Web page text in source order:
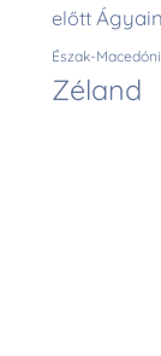
előtt
Észak-
Zéland